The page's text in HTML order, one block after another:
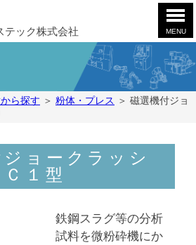
MENU
テック株式会社
ら探す ＞ 粉体・プレス ＞ 磁選機付ジョ
ョークラッシ
１型
鉄鋼スラグ等の分析
試料を微粉砕機にか